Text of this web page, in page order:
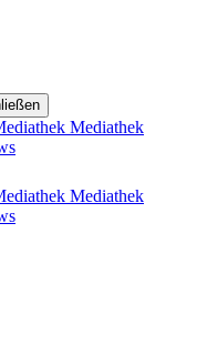
Mediathek
Mediathek